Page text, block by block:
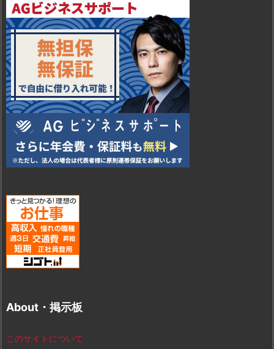
About・掲示板
このサイトについて